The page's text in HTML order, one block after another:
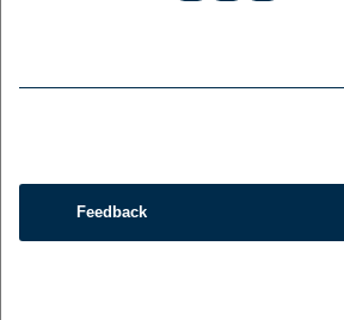
Feedback